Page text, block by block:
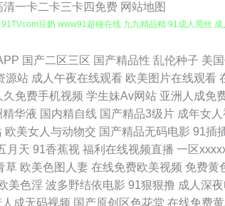
一卡二卡三卡四免费 网站地图
豆奶 www91超碰在线 九九精品精 91成人黑丝
久免费看 国产情侣自拍在线92 婷婷日韩一区二区三区
全免费看 超碰WWWcn 久久午夜国产精品 深夜网站
亚洲天堂 91高清图片在线观看视频 豆花视频网址 日本a
玖玖视频黄色 天堂网2010aU 91视频国产高清 海角
国产二区三区 国产精品性 乱伦种子 美
源站 成人午夜在线观看 欧美图片在线观看
久免费手机视频 学生妹Av网站 亚洲人成免
精华液 国内精自线 国产精品3级片 成年女
欧美女人与动物交 国产精品无码电影 91插
月天 91香蕉视 福利在线视频直播 一区
草 欧美色图人妻 在线免费欧美视频 免费黄
美色淫 波多野结依电影 91狠狠撸 成人深
人成无码视频 国产原创区色花堂 在线免费